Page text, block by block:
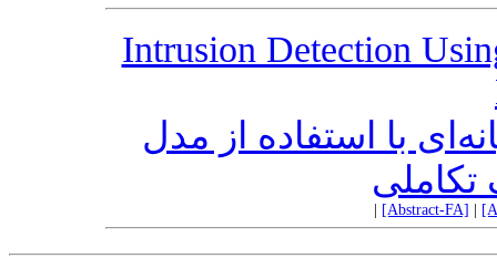
Intrusion Detection
با استفاده از مدل
[Abstract-FA]